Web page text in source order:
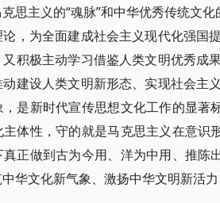
思主义的“魂脉”和中华优秀传统文
，为全面建成社会主义现代化强国
积极主动学习借鉴人类文明优秀成
建设人类文明新形态、实现社会主
是新时代宣传思想文化工作的显著
体性，守的就是马克思主义在意识
正做到古为今用、洋为中用、推陈
华文化新气象、激扬中华文明新活